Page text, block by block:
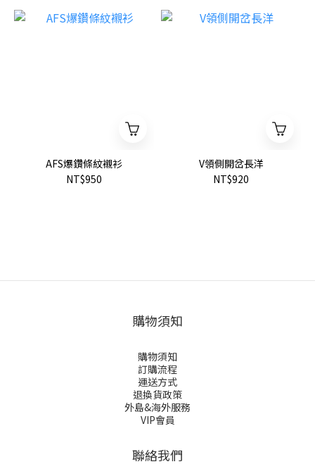
AFS爆鑽條紋襯衫
NT$950
V領側開岔長洋
NT$920
購物須知
購物須知
訂購流程
運送方式
退換貨政策
外島&海外服務
VIP會員
聯絡我們